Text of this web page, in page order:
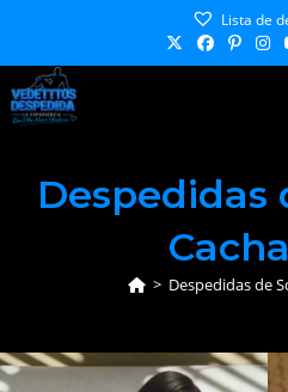
contenido
Lista de
Despedidas
> Despedidas de